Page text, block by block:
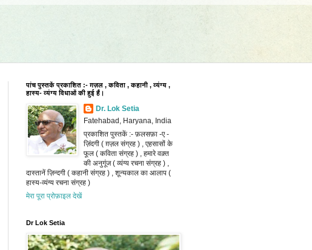
पांच पुस्तकें प्रकाशित :- ग़ज़ल , कविता , कहानी , व्यंग्य ,
हास्य- व्यंग्य विधाओं की हुई हैं।
Dr. Lok Setia
Fatehabad, Haryana, India
प्रकाशित पुस्तकें :- फ़लसफ़ा -ए -
ज़िंदगी ( ग़ज़ल संग्रह ) , एहसासों के
फूल ( कविता संग्रह ) , हमारे वक़्त
की अनुगूंज ( व्यंग्य रचना संग्रह ) ,
दास्तानें ज़िन्दगी ( कहानी संग्रह ) , शून्यकाल का आलाप (
हास्य-व्यंग्य रचना संग्रह )
मेरा पूरा प्रोफ़ाइल देखें
Dr Lok Setia